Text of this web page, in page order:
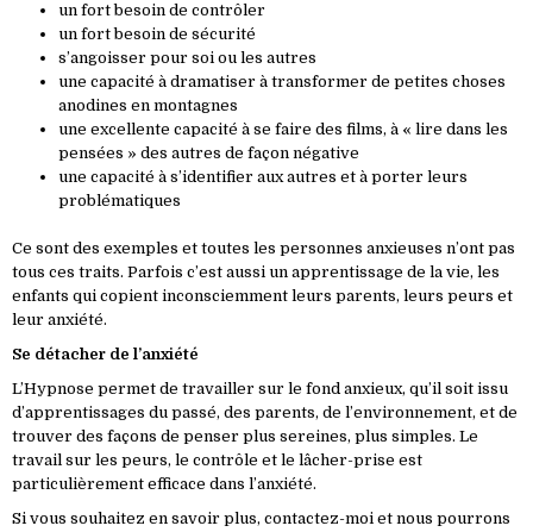
un fort besoin de contrôler
un fort besoin de sécurité
s’angoisser pour soi ou les autres
une capacité à dramatiser à transformer de petites choses
anodines en montagnes
une excellente capacité à se faire des films, à « lire dans les
pensées » des autres de façon négative
une capacité à s’identifier aux autres et à porter leurs
problématiques
Ce sont des exemples et toutes les personnes anxieuses n’ont pas
tous ces traits. Parfois c’est aussi un apprentissage de la vie, les
enfants qui copient inconsciemment leurs parents, leurs peurs et
leur anxiété.
Se détacher de l’anxiété
L’Hypnose permet de travailler sur le fond anxieux, qu’il soit issu
d’apprentissages du passé, des parents, de l’environnement, et de
trouver des façons de penser plus sereines, plus simples. Le
travail sur les peurs, le contrôle et le lâcher-prise est
particulièrement efficace dans l’anxiété.
Si vous souhaitez en savoir plus, contactez-moi et nous pourrons